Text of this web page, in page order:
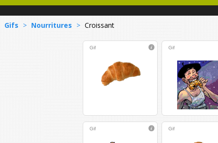
Gifs > Nourritures > Croissant
Gif Gif
Gif Gif